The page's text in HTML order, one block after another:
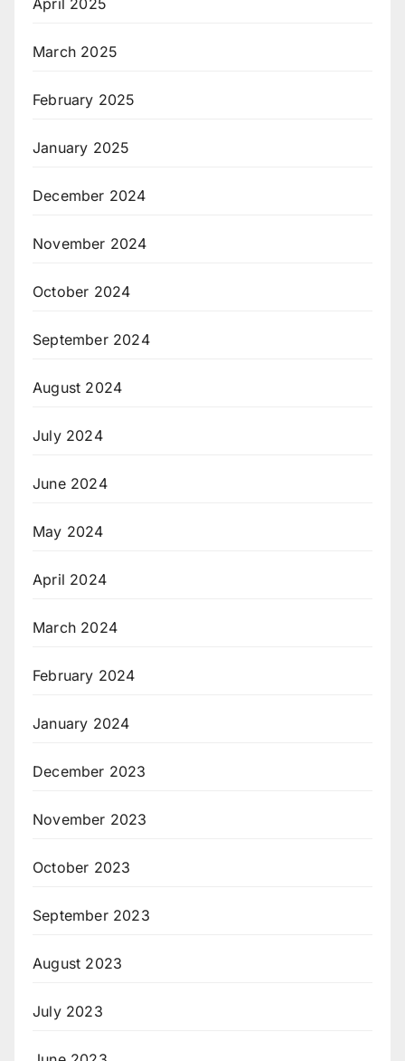
March 2025
February 2025
January 2025
December 2024
November 2024
October 2024
September 2024
August 2024
July 2024
June 2024
May 2024
April 2024
March 2024
February 2024
January 2024
December 2023
November 2023
October 2023
September 2023
August 2023
July 2023